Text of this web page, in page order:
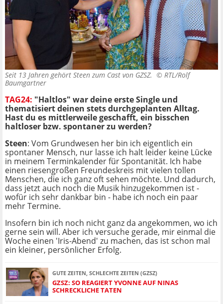
Seit 13 Jahren gehört Steen zum Cast von GZSZ. © RTL/Rolf
Baumgartner
TAG24: "Haltlos" war deine erste Single und
thematisiert deinen stets durchgeplanten Alltag.
Hast du es mittlerweile geschafft, ein bisschen
haltloser bzw. spontaner zu werden?
Steen: Vom Grundwesen her bin ich eigentlich ein
spontaner Mensch, nur lasse ich halt leider keine Lücke
in meinem Terminkalender für Spontanität. Ich habe
einen riesengroßen Freundeskreis mit vielen tollen
Menschen, die ich ganz oft sehen möchte. Und dadurch,
dass jetzt auch noch die Musik hinzugekommen ist -
wofür ich sehr dankbar bin - habe ich noch ein paar
mehr Termine.
Insofern bin ich noch nicht ganz da angekommen, wo ich
gerne sein will. Aber ich versuche gerade, mir einmal die
Woche einen 'Iris-Abend' zu machen, das ist schon mal
ein kleiner, persönlicher Erfolg.
GUTE ZEITEN, SCHLECHTE ZEITEN (GZSZ)
GZSZ: SO REAGIERT YVONNE AUF NINAS
SCHRECKLICHE TATEN